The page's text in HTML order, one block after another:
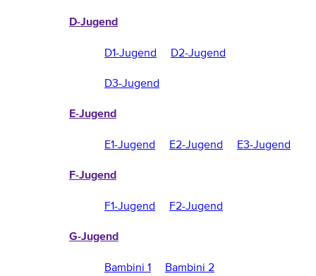
D-Jugend
D1-Jugend
D2-Jugend
D3-Jugend
E-Jugend
E1-Jugend E2-Jugend E3-Jugend
F-Jugend
F1-Jugend F2-Jugend
G-Jugend
Bambini 1 Bambini 2